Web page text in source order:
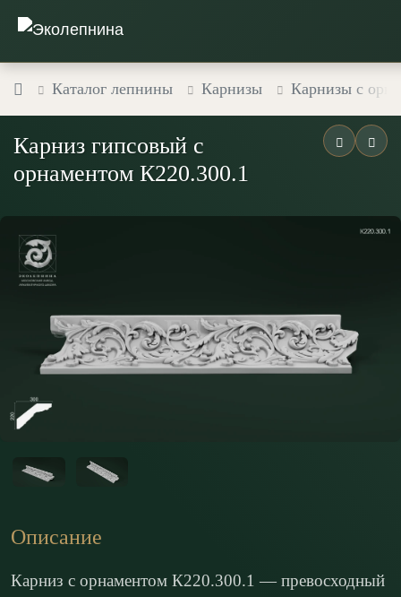
Каталог лепнины Карнизы Карнизы с
Карниз гипсовый с
орнаментом К220.300.1
Описание
Карниз с орнаментом К220.300.1 — превосходный